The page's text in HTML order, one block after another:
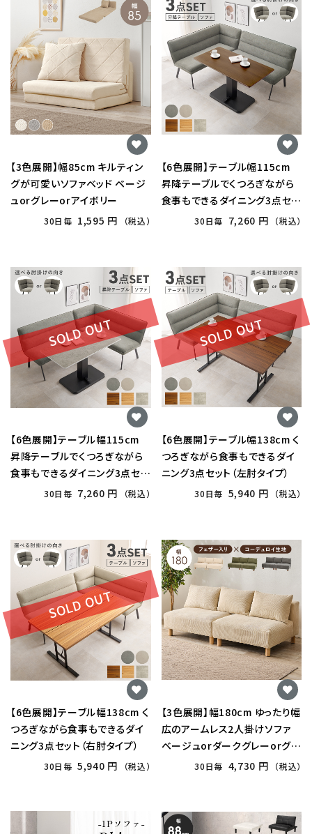
【3色展開】幅85cm キルティン
グが可愛いソファベッド ベージ
ュorグレーorアイボリー
30日毎 1,595 円 （税込）
【6色展開】テーブル幅115cm
昇降テーブルでくつろぎながら
食事もできるダイニング3点セッ
ト（左肘タイプ）
30日毎 7,260 円 （税込）
SOLD OUT
【6色展開】テーブル幅115cm
昇降テーブルでくつろぎながら
食事もできるダイニング3点セッ
ト（右肘タイプ）
30日毎 7,260 円 （税込）
SOLD OUT
【6色展開】テーブル幅138cm く
つろぎながら食事もできるダイ
ニング3点セット（左肘タイプ）
30日毎 5,940 円 （税込）
SOLD OUT
【6色展開】テーブル幅138cm く
つろぎながら食事もできるダイ
ニング3点セット（右肘タイプ）
30日毎 5,940 円 （税込）
【3色展開】幅180cm ゆったり幅
広のアームレス2人掛けソファ
ベージュorダークグレーorグリ
30日毎 4,730 円 （税込）